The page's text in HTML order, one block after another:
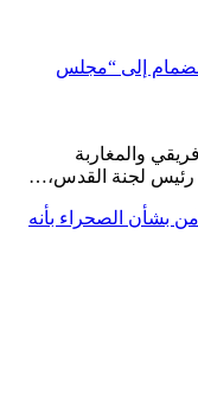
إلى “مجلس
والمغاربة
رئيس لجنة القدس،…
بشأن الصحراء بأنه